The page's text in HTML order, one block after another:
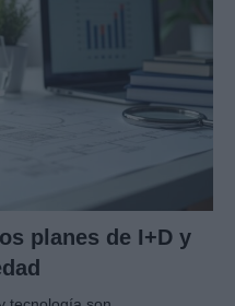
planes de I+D y